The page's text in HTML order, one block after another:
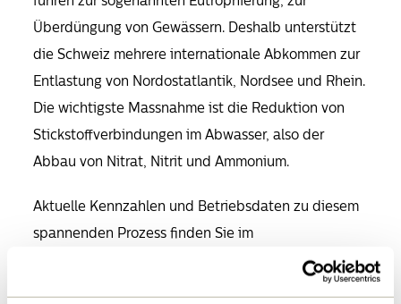
Überdüngung von Gewässern. Deshalb unterstützt
die Schweiz mehrere internationale Abkommen zur
Entlastung von Nordostatlantik, Nordsee und Rhein.
Die wichtigste Massnahme ist die Reduktion von
Stickstoffverbindungen im Abwasser, also der
Abbau von Nitrat, Nitrit und Ammonium.
Aktuelle Kennzahlen und Betriebsdaten zu diesem
spannenden Prozess finden Sie im